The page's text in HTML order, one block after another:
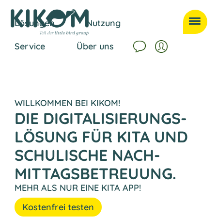
Lösungen Nutzung
Service Über uns
WILLKOMMEN BEI KIKOM!
DIE DIGITALI­SIERUNGS­­
LÖSUNG FÜR KITA UND
SCHULISCHE NACH­
MITTAGS­­­BETREUUNG.
MEHR ALS NUR EINE KITA APP!
Kostenfrei testen